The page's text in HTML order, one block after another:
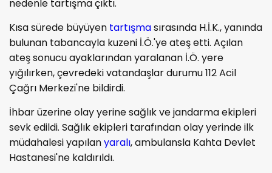
nedenle tartışma çıktı.
Kısa sürede büyüyen tartışmasırasında H.İ.K., yanında
bulunan tabancayla kuzeni İ.Ö.'ye ateş etti. Açılan
ateş sonucu ayaklarından yaralanan İ.Ö. yere
yığılırken, çevredeki vatandaşlar durumu 112 Acil
Çağrı Merkezi'ne bildirdi.
İhbar üzerine olay yerine sağlık ve jandarma ekipleri
sevk edildi. Sağlık ekipleri tarafından olay yerinde ilk
müdahalesi yapılanyaralı, ambulansla Kahta Devlet
Hastanesi'ne kaldırıldı.